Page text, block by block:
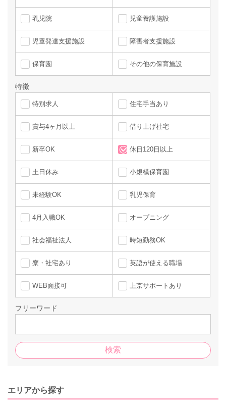
乳児院 児童養護施設
児童発達支援施設 障害者支援施設
保育園 その他の保育施設
特徴
特別求人 住宅手当あり
賞与4ヶ月以上 借り上げ社宅
新卒OK 休日120日以上
土日休み 小規模保育園
未経験OK 乳児保育
4月入職OK オープニング
社会福祉法人 時短勤務OK
寮・社宅あり 英語が使える職場
WEB面接可 上京サポートあり
フリーワード
エリアから探す